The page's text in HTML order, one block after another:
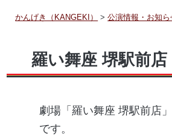
かんげき（KANGEKI） >公演情報・お知ら
羅い舞座 堺駅前店
劇場「羅い舞座 堺駅前店
です。